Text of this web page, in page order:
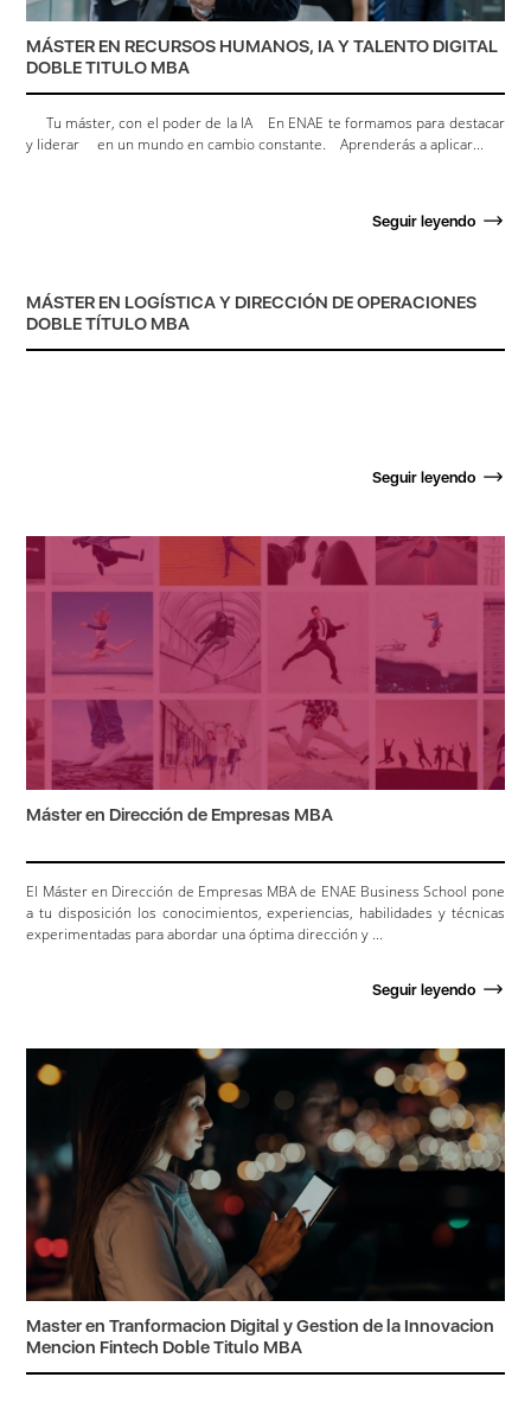
MÁSTER EN RECURSOS HUMANOS, IA Y TALENTO DIGITAL
DOBLE TITULO MBA
Tu máster, con el poder de la IA En ENAE te formamos para destacar
y liderar en un mundo en cambio constante. Aprenderás a aplicar...
Seguir leyendo
MÁSTER EN LOGÍSTICA Y DIRECCIÓN DE OPERACIONES
DOBLE TÍTULO MBA
Seguir leyendo
Máster en Dirección de Empresas MBA
El Máster en Dirección de Empresas MBA de ENAE Business School pone
a tu disposición los conocimientos, experiencias, habilidades y técnicas
experimentadas para abordar una óptima dirección y ...
Seguir leyendo
Master en Tranformacion Digital y Gestion de la Innovacion
Mencion Fintech Doble Titulo MBA